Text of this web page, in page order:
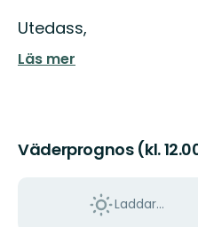
Beskrivning
Utedass,
Läs mer
Väderprognos (kl.
Laddar...